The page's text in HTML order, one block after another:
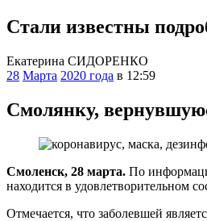
Стали известны
Екатерина СИДОРЕНКО
28 Марта 2020 года в 12:59
Смолянку,
Смоленск, 28 марта. По
находится в удовлетворительном
Отмечается, что заболевшей